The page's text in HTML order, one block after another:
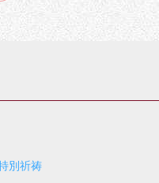
別祈祷